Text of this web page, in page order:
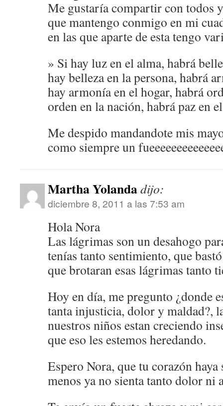
Me gustaría compartir con todos
que mantengo conmigo en mi
en las que aparte de esta tengo
» Si hay luz en el alma, habrá
hay belleza en la persona, habrá
hay armonía en el hogar, habrá
orden en la nación, habrá paz en
Me despido mandandote mis
como siempre un
Martha Yolandadijo:
diciembre 8, 2011 a las 7:53 am
Hola Nora
Las lágrimas son un desahogo
tenías tanto sentimiento, que
que brotaran esas lágrimas tanto
Hoy en día, me pregunto ¿donde
tanta injusticia, dolor y maldad?,
nuestros niños estan creciendo
que eso les estemos heredando.
Espero Nora, que tu corazón haya
menos ya no sienta tanto dolor ni